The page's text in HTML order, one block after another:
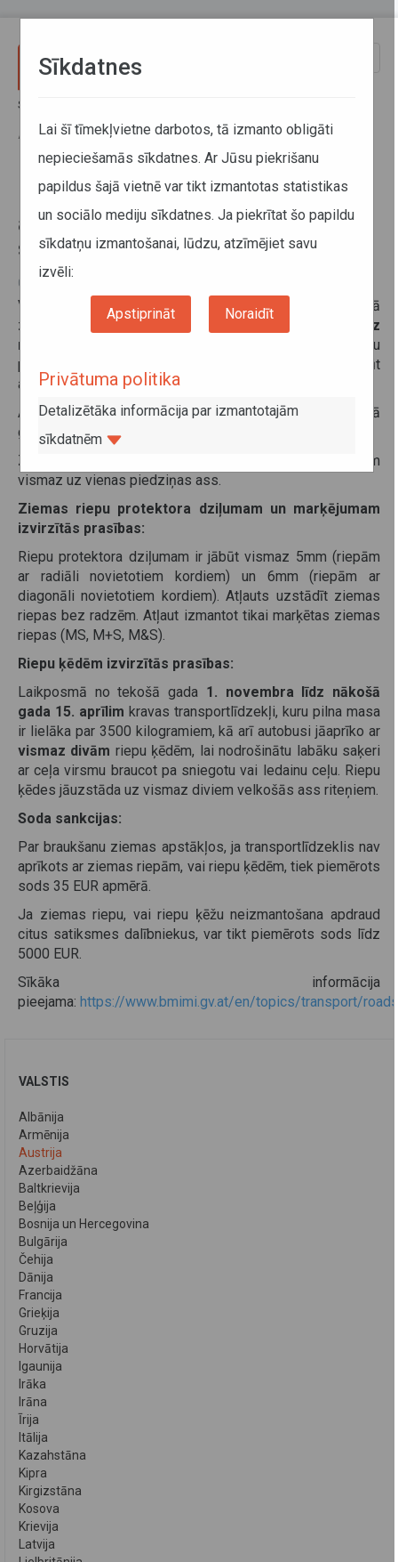
Sākums
Austrijā
Par ziemas riepām un to
aprīkošanu ar ķēdēm ziemas
sezonā Austrijā
03. decembris 2025
Valsts SIA Autotransporta direkcija informē, ka Austrijā
ziemas sezonā, no tekošā gada
1. novembra līdz
nākošā gada 15. aprīlim
, kravas transportlīdzekļiem, kuru
pilna masa ir lielāka par 3500 kilogramiem ir jābūt
aprīkotiem ar ziemas riepām.
Autobusi jāaprīko ar ziemas riepām periodā no tekošā
gada1. novembra līdz nākošā gada 15. martam.
Ziemas riepām jābūt atbilstoši marķētām un uzstādītām
vismaz uz vienas piedziņas ass.
Ziemas riepu protektora dziļumam un marķējumam
izvirzītās prasības:
Riepu protektora dziļumam ir jābūt vismaz 5mm (riepām
ar radiāli novietotiem kordiem) un 6mm (riepām ar
diagonāli novietotiem kordiem). Atļauts uzstādīt ziemas
riepas bez radzēm. Atļaut izmantot tikai marķētas ziemas
riepas (MS, M+S, M&S).
Riepu ķēdēm izvirzītās prasības:
Laikposmā no tekošā gada 1. novembra līdz nākošā
gada 15. aprīlim kravas transportlīdzekļi, kuru pilna masa
ir lielāka par 3500 kilogramiem, kā arī autobusi jāaprīko ar
vismaz divām riepu ķēdēm, lai nodrošinātu labāku saķeri
ar ceļa virsmu braucot pa sniegotu vai ledainu ceļu. Riepu
ķēdes jāuzstāda uz vismaz diviem velkošās ass riteņiem.
Soda sankcijas:
Par braukšanu ziemas apstākļos, ja transportlīdzeklis nav
aprīkots ar ziemas riepām, vai riepu ķēdēm, tiek piemērots
sods 35 EUR apmērā.
Ja ziemas riepu, vai riepu ķēžu neizmantošana apdraud
citus satiksmes dalībniekus, var tikt piemērots sods līdz
5000 EUR.
Sīkāka informācija
pieejama: https://www.bmimi.gv.at/en/topics/transport/
VALSTIS
Albānija
Armēnija
Austrija
Azerbaidžāna
Baltkrievija
Beļģija
Bosnija un Hercegovina
Bulgārija
Čehija
Dānija
Francija
Grieķija
Gruzija
Horvātija
Igaunija
Irāka
Irāna
Īrija
Itālija
Kazahstāna
Kipra
Kirgizstāna
Kosova
Krievija
Latvija
Sīkdatnes
Lai šī tīmekļvietne darbotos, tā izmanto obligāti
nepieciešamās sīkdatnes. Ar Jūsu piekrišanu
papildus šajā vietnē var tikt izmantotas statistikas
un sociālo mediju sīkdatnes. Ja piekrītat šo papildu
sīkdatņu izmantošanai, lūdzu, atzīmējiet savu
izvēli:
Apstiprināt Noraidīt
Privātuma politika
Detalizētāka informācija par izmantotajām
sīkdatnēm